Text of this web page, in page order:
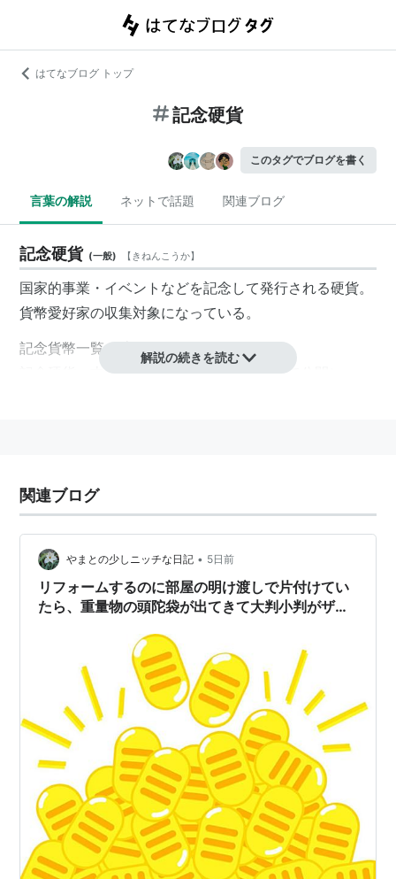
はてなブログ トップ
記念硬貨
このタグでブログを書く
言葉の解説 ネットで話題 関連ブログ
記念硬貨 (一般) 【きねんこうか】
国家的事業・イベントなどを記念して発行される硬貨。
貨幣愛好家の収集対象になっている。
記念貨幣一覧（造幣局）
記念硬貨・古銭アルバム（500円硬貨を全て公開）
解説の続きを読む
関連ブログ
やまとの少しニッチな日記 • 5日前
リフォームするのに部屋の明け渡しで片付けてい
たら、重量物の頭陀袋が出てきて大判小判がザッ